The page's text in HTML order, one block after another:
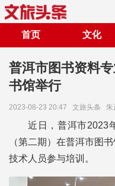
首页 文化
普洱市图书资料
书馆举行
2023-08-23 20:47 文旅头条 朱
近日，普洱市2023
（第二期）在普洱市图
技术人员参与培训。